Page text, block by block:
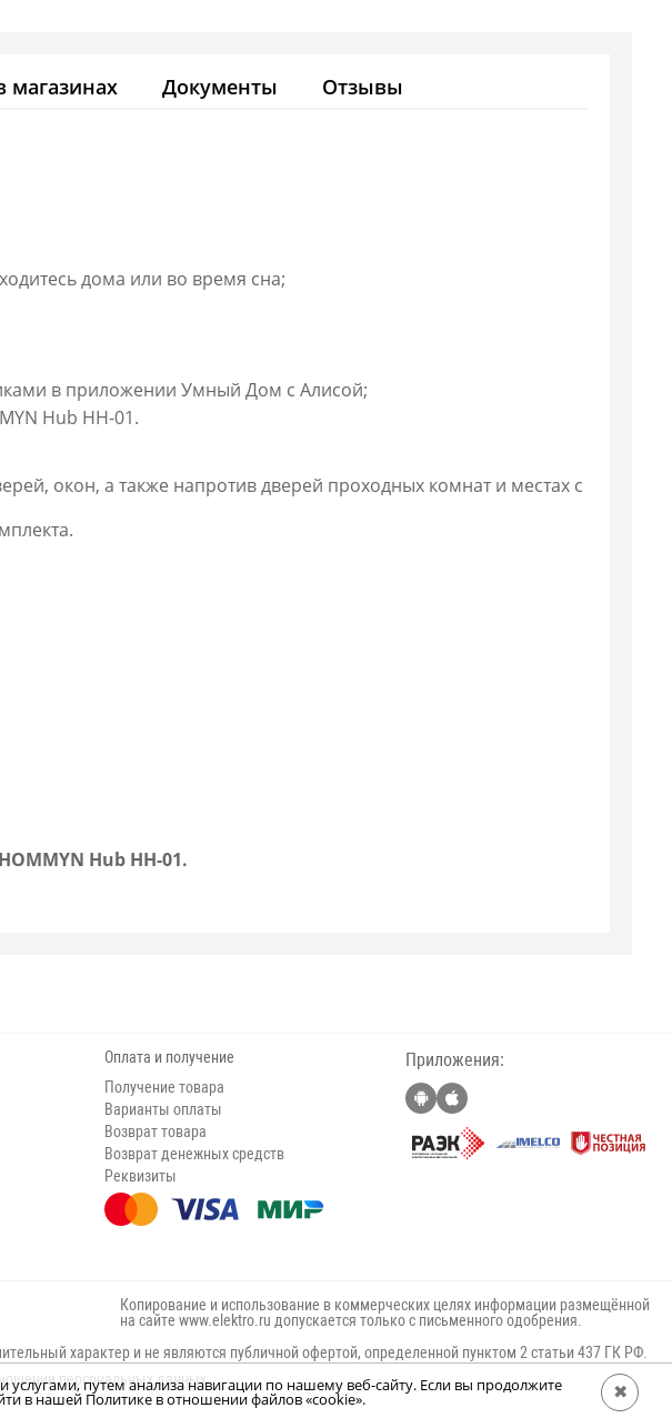
магазинах Документы Отзывы
дома или во время сна;
в приложении Умный Дом с Алисой;
Hub HH-01.
окон, а также напротив дверей проходных комнат и местах с
Hub HH-01.
путем анализа навигации по нашему веб-сайту. Если вы продолжите
в нашей Политике в отношении файлов «cookie». ✖
Оплата и получение
Получение товара
Варианты оплаты
Возврат товара
Возврат денежных средств
Реквизиты
Приложения:
Копирование и использование в коммерческих целях информации размещённой
на сайте www.elektro.ru допускается только с письменного одобрения.
характер и не являются публичной офертой, определенной пунктом 2 статьи 437 ГК РФ.
персональных данных